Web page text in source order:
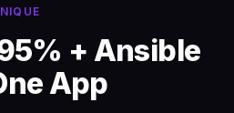
+ Ansible
App